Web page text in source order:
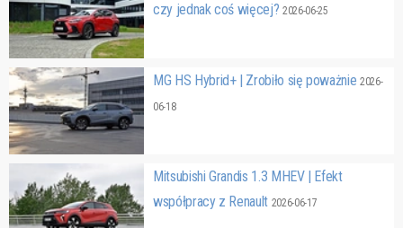
czy jednak coś więcej? 2026-06-25
MG HS Hybrid+ | Zrobiło się poważnie2026-
06-18
Mitsubishi Grandis 1.3 MHEV | Efekt
współpracy z Renault 2026-06-17